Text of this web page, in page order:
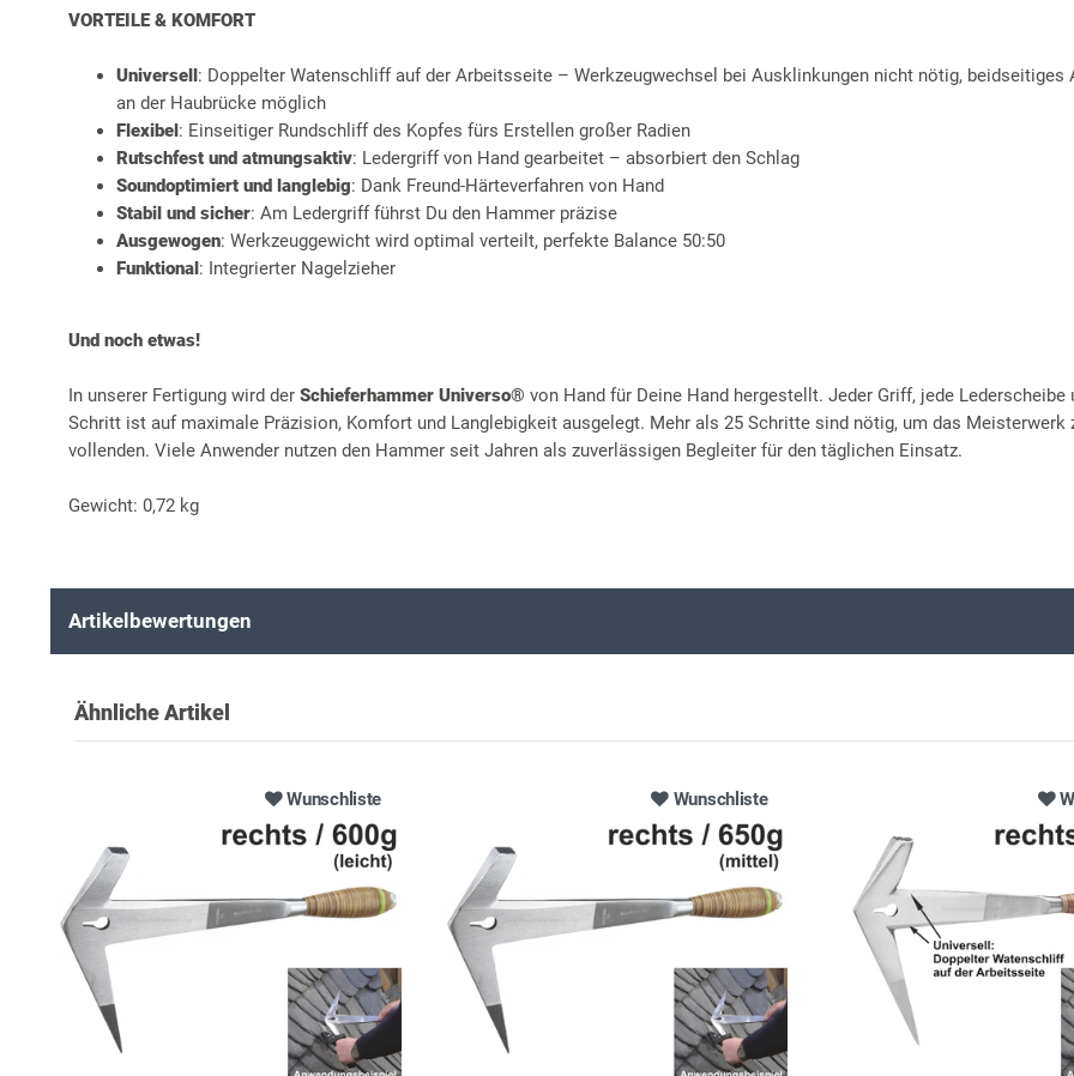
VORTEILE & KOMFORT
Universell: Doppelter Watenschliff auf der Arbeitsseite – Werkzeugwechsel bei Ausklinkungen nicht nötig, beidseitiges
an der Haubrücke möglich
Flexibel: Einseitiger Rundschliff des Kopfes fürs Erstellen großer Radien
Rutschfest und atmungsaktiv: Ledergriff von Hand gearbeitet – absorbiert den Schlag
Soundoptimiert und langlebig: Dank Freund-Härteverfahren von Hand
Stabil und sicher: Am Ledergriff führst Du den Hammer präzise
Ausgewogen: Werkzeuggewicht wird optimal verteilt, perfekte Balance 50:50
Funktional: Integrierter Nagelzieher
Und noch etwas!
In unserer Fertigung wird der Schieferhammer Universo® von Hand für Deine Hand hergestellt. Jeder Griff, jede Lederscheibe
Schritt ist auf maximale Präzision, Komfort und Langlebigkeit ausgelegt. Mehr als 25 Schritte sind nötig, um das Meisterwerk
vollenden. Viele Anwender nutzen den Hammer seit Jahren als zuverlässigen Begleiter für den täglichen Einsatz.
Gewicht: 0,72 kg
Artikelbewertungen
Ähnliche Artikel
Wunschliste Wunschliste